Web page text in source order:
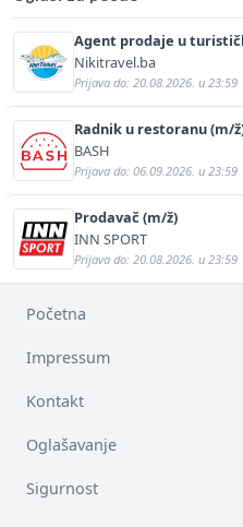
Agent prodaje u
Nikitravel.ba
Prijava do: 20.08.2026. u 23:59
Radnik u restoranu (m/
BASH
Prijava do: 06.09.2026. u 23:59
Prodavač (m/ž)
INN SPORT
Prijava do: 20.08.2026. u 23:59
Početna
Impressum
Kontakt
Oglašavanje
Sigurnost